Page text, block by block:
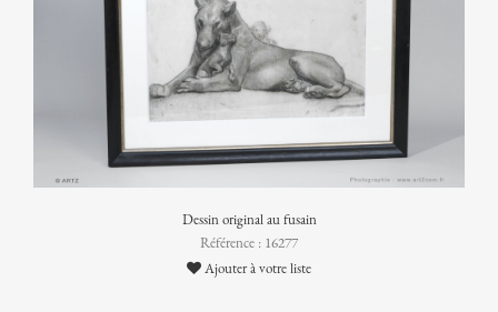
Dessin original au fusain
Référence : 16277
Ajouter à votre liste